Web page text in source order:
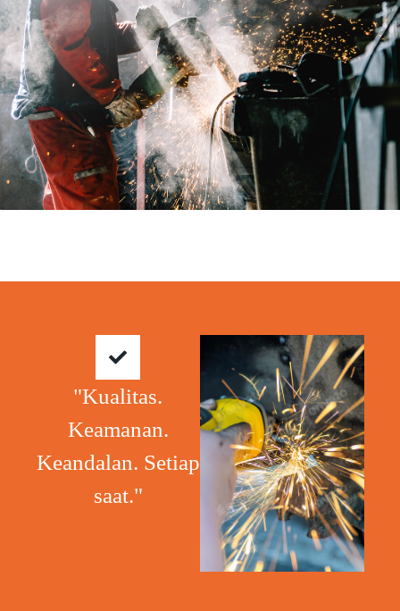
"Kualitas.
Keamanan.
Keandalan. Setiap
saat."